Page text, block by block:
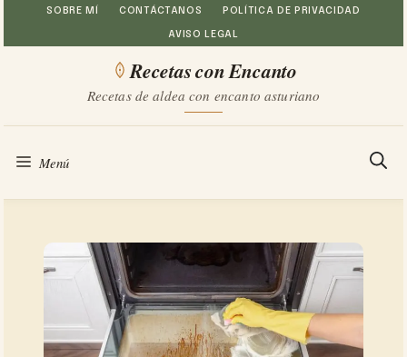
Saltar
al
SOBRE MÍ CONTÁCTANOS POLÍTICA DE PRIVACIDAD
AVISO LEGAL
Recetas con Encanto
Recetas de aldea con encanto asturiano
Menú